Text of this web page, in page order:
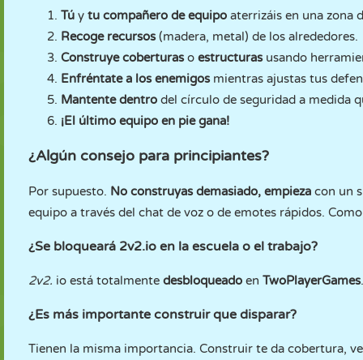
Tú y tu compañero de equipo aterrizáis en una zona
Recoge recursos(madera, metal) de los alrededores.
Construye coberturaso estructurasusando
Enfréntate a los enemigosmientras ajustas tus
Mantente dentro del círculo de seguridad a medida
¡El último equipo en pie gana!
¿Algún consejo para principiantes?
Por supuesto. No construyas demasiado, empieza con un
equipo a través del chat de voz o de emotes rápidos.
¿Se bloqueará 2v2.io en la escuela o el trabajo?
2v2. io está totalmente desbloqueado en TwoPlayerGames
¿Es más importante construir que disparar?
Tienen la misma importancia. Construir te da cobertura,